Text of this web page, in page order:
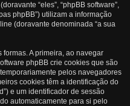
“eles”, “phpBB software”,
phpBB”) utilizam a informação
(doravante denominada “a sua
A primeira, ao navegar
phpBB crie cookies que são
pelos navegadores
cookies têm a identificação do
e um identificador de sessão
automaticamente para si pelo